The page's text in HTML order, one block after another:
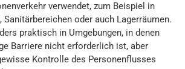
verwendet, zum Beispiel in
Sanitärbereichen oder auch Lagerräumen.
praktisch in Umgebungen, in denen
Barriere nicht erforderlich ist, aber
Kontrolle des Personenflusses